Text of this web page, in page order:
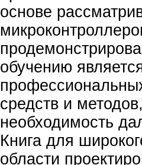
основе
обучению
средств и
необходимость
Книга для
области